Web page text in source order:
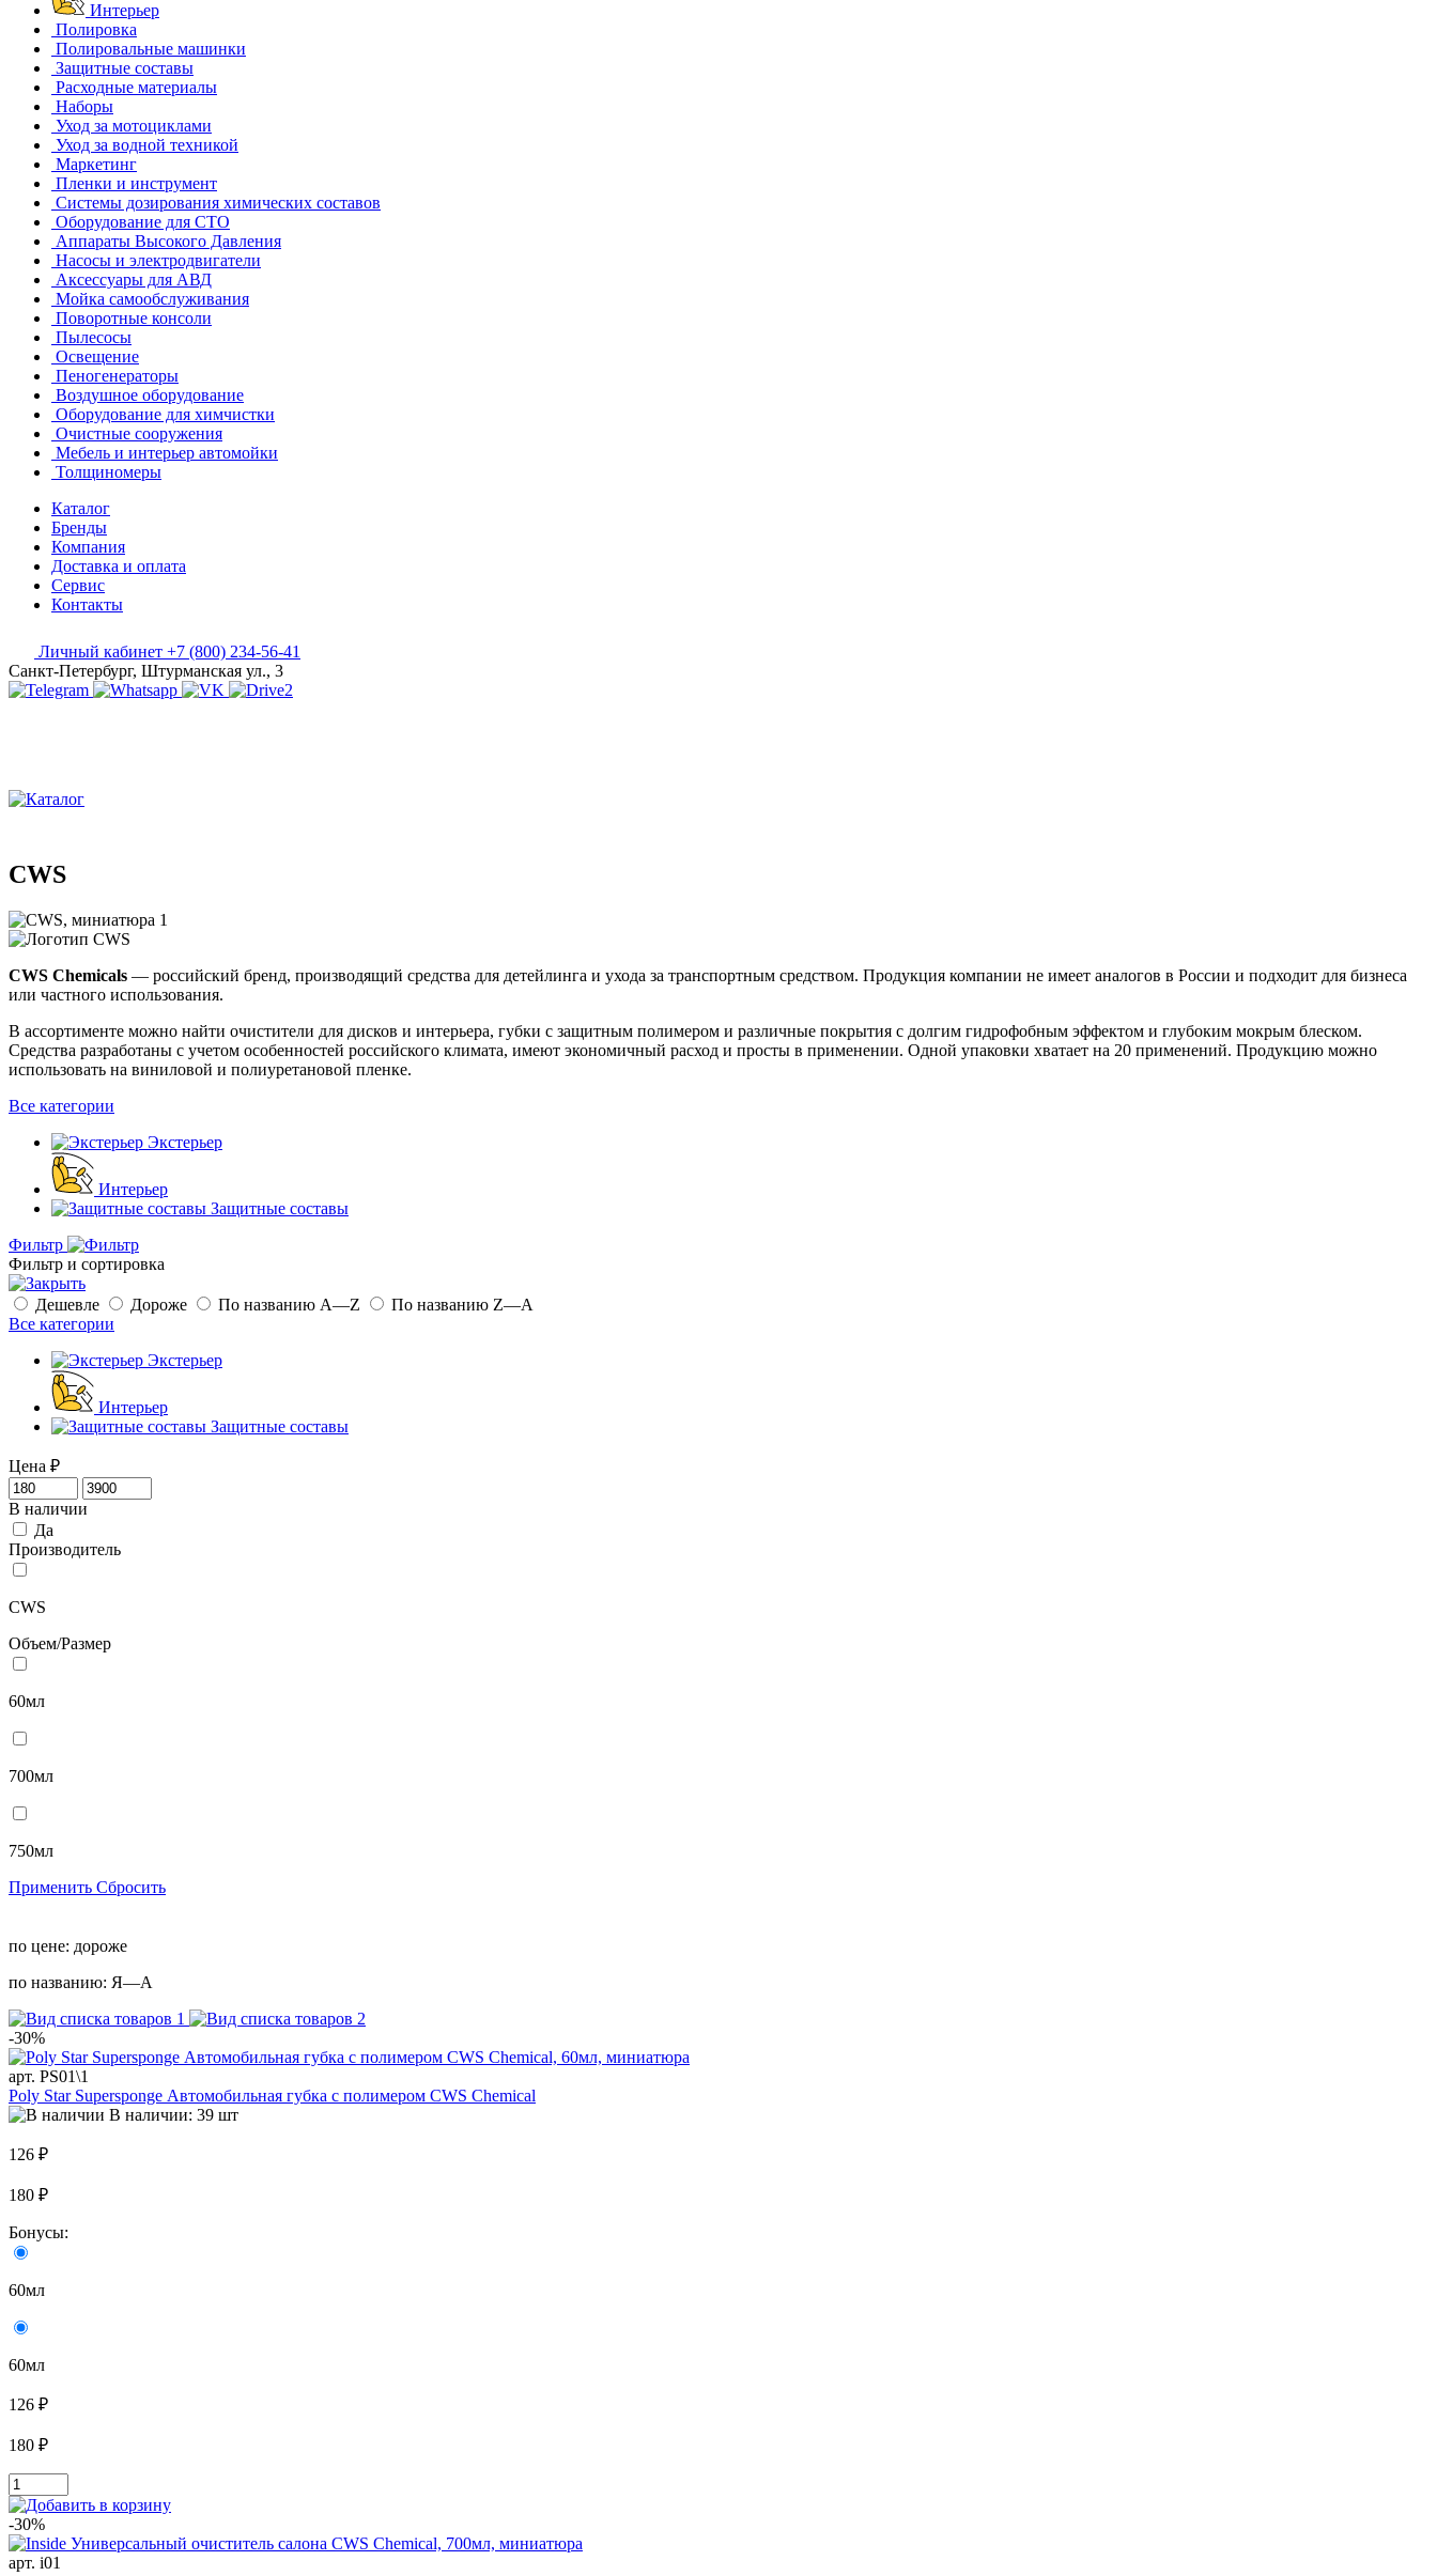
Интерьер
Полировка
Полировальные машинки
Защитные составы
Расходные материалы
Наборы
Уход за мотоциклами
Уход за водной техникой
Маркетинг
Пленки и инструмент
Системы дозирования химических составов
Оборудование для СТО
Аппараты Высокого Давления
Насосы и электродвигатели
Аксессуары для АВД
Мойка самообслуживания
Поворотные консоли
Пылесосы
Освещение
Пеногенераторы
Воздушное оборудование
Оборудование для химчистки
Очистные сооружения
Мебель и интерьер автомойки
Толщиномеры
Каталог
Бренды
Компания
Доставка и оплата
Сервис
Контакты
Личный кабинет +7 (800) 234-56-41
Санкт-Петербург, Штурманская ул., 3
CWS
CWS Chemicals — российский бренд, производящий средства для детейлинга и ухода за транспортным средством. Продукция компании не имеет аналогов в России и подходит для бизнеса
или частного использования.
В ассортименте можно найти очистители для дисков и интерьера, губки с защитным полимером и различные покрытия с долгим гидрофобным эффектом и глубоким мокрым блеском.
Средства разработаны с учетом особенностей российского климата, имеют экономичный расход и просты в применении. Одной упаковки хватает на 20 применений. Продукцию можно
использовать на виниловой и полиуретановой пленке.
Все категории
Экстерьер
Интерьер
Защитные составы
Фильтр
Фильтр и сортировка
Дешевле Дороже По названию A—Z
По названию Z—A
Все категории
Экстерьер
Интерьер
Защитные составы
Цена ₽
В наличии
Да
Производитель
CWS
Объем/Размер
60мл
700мл
750мл
Применить Сбросить
по цене: дороже
по названию: Я—А
-30%
арт. PS01\1
Poly Star Supersponge Автомобильная губка с полимером CWS Chemical
В наличии: 39 шт
126 ₽
180 ₽
Бонусы:
60мл
60мл
126 ₽
180 ₽
-30%
арт. i01